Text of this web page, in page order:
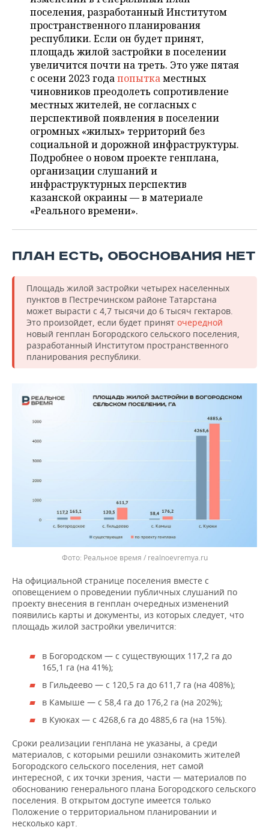
ХОККЕЙ С МЯЧОМ
ПРОИСШЕСТВИЯ
поселения, разработанный Институтом
пространственного планирования
республики. Если он будет принят,
площадь жилой застройки в поселении
увеличится почти на треть. Это уже пятая
с осени 2023 годапопыткаместных
чиновников преодолеть сопротивление
местных жителей, не согласных с
перспективой появления в поселении
огромных «жилых» территорий без
социальной и дорожной инфраструктуры.
Подробнее о новом проекте генплана,
организации слушаний и
инфраструктурных перспектив
казанской окраины — в материале
«Реального времени».
ПЛАН ЕСТЬ, ОБОСНОВАНИЯ НЕТ
Площадь жилой застройки четырех населенных
пунктов в Пестречинском районе Татарстана
может вырасти с 4,7 тысячи до 6 тысяч гектаров.
Это произойдет, если будет принят очередной
новый генплан Богородского сельского поселения,
разработанный Институтом пространственного
планирования республики.
Реальное время / realnoevremya.ru
На официальной странице поселения вместе с
оповещением о проведении публичных слушаний по
проекту внесения в генплан очередных изменений
появились карты и документы, из которых следует, что
площадь жилой застройки увеличится:
в Богородском — с существующих 117,2 га до
165,1 га (на 41%);
в Гильдеево — с 120,5 га до 611,7 га (на 408%);
в Камыше — с 58,4 га до 176,2 га (на 202%);
в Куюках — с 4268,6 га до 4885,6 га (на 15%).
Сроки реализации генплана не указаны, а среди
материалов, с которыми решили ознакомить жителей
Богородского сельского поселения, нет самой
интересной, с их точки зрения, части — материалов по
обоснованию генерального плана Богородского сельского
поселения. В открытом доступе имеется только
Положение о территориальном планировании и
несколько карт.